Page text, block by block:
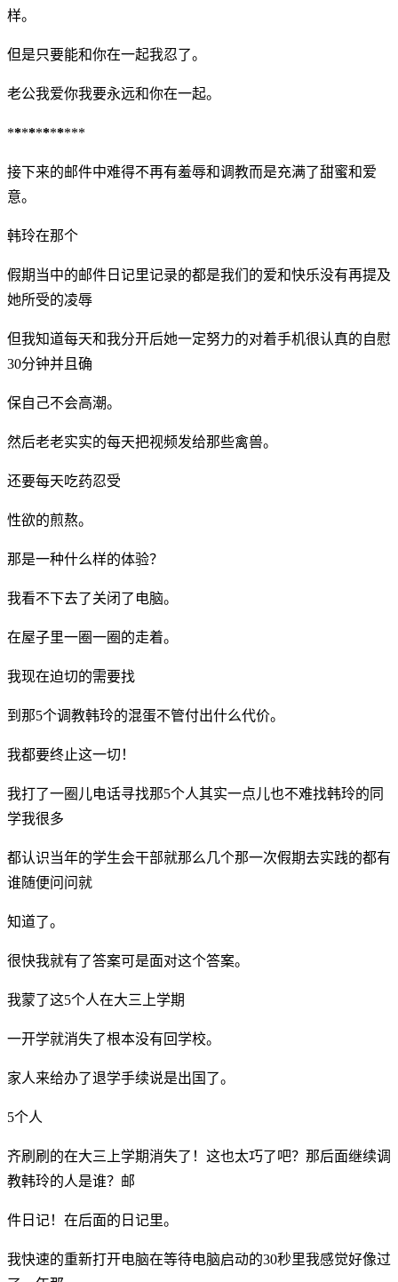
样。
但是只要能和你在一起我忍了。
老公我爱你我要永远和你在一起。
***********
接下来的邮件中难得不再有羞辱和调教而是充满了甜蜜和爱
意。
韩玲在那个
假期当中的邮件日记里记录的都是我们的爱和快乐没有再提及
她所受的凌辱
但我知道每天和我分开后她一定努力的对着手机很认真的自慰
30分钟并且确
保自己不会高潮。
然后老老实实的每天把视频发给那些禽兽。
还要每天吃药忍受
性欲的煎熬。
那是一种什么样的体验？
我看不下去了关闭了电脑。
在屋子里一圈一圈的走着。
我现在迫切的需要找
到那5个调教韩玲的混蛋不管付出什么代价。
我都要终止这一切！
我打了一圈儿电话寻找那5个人其实一点儿也不难找韩玲的同
学我很多
都认识当年的学生会干部就那么几个那一次假期去实践的都有
谁随便问问就
知道了。
很快我就有了答案可是面对这个答案。
我蒙了这5个人在大三上学期
一开学就消失了根本没有回学校。
家人来给办了退学手续说是出国了。
5个人
齐刷刷的在大三上学期消失了！这也太巧了吧？那后面继续调
教韩玲的人是谁？邮
件日记！在后面的日记里。
我快速的重新打开电脑在等待电脑启动的30秒里我感觉好像过